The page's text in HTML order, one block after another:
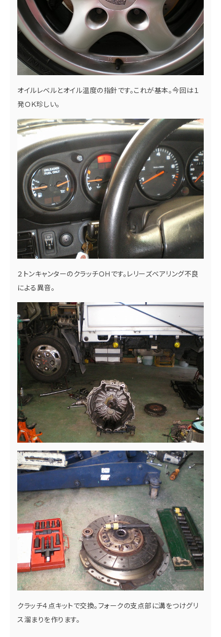
オイルレベルとオイル温度の指針です。これが基本。今回は１
発ＯＫ珍しい。
２トンキャンターのクラッチＯＨです。レリーズベアリング不良
による異音。
クラッチ４点キットで交換。フォークの支点部に溝をつけグリ
ス溜まりを作ります。